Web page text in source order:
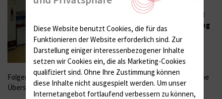
Krankenversorgung
stellt die klinische und
präklinische
Forschung
einen wichtigen
Arbeitsbereich an
unserer Klinik da. Wir
stellen Ihnen im
Folgenden Schwerpunkte unserer Forschung dar und geben eine
Übersicht zu wichtigen laufenden klinischen Studien.
Diese Website benutzt Cookies, die für das
Funktionieren der Website erforderlich sind. Zur
Darstellung einiger interessenbezogener Inhalte
setzen wir Cookies ein, die als Marketing-Cookies
qualifiziert sind. Ohne Ihre Zustimmung können
diese Inhalte nicht ausgespielt werden. Um unser
Internetangebot fortlaufend verbessern zu können,